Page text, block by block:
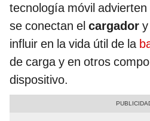
tecnología móvil
se conectan el cargador
influir en la vida útil de la
de carga y en otros
dispositivo.